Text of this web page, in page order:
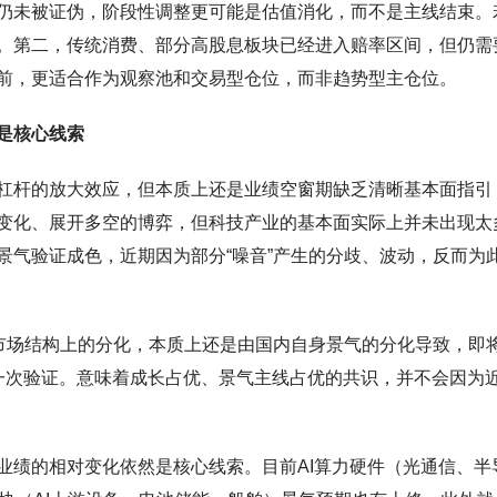
未被证伪，阶段性调整更可能是估值消化，而不是主线结束。
第二，传统消费、部分高股息板块已经进入赔率区间，但仍需
更适合作为观察池和交易型仓位，而非趋势型主仓位。
核心线索
杆的放大效应，但本质上还是业绩空窗期缺乏清晰基本面指引
化、展开多空的博弈，但科技产业的基本面实际上并未出现太
验证成色，近期因为部分“噪音”产生的分歧、波动，反而为
结构上的分化，本质上还是由国内自身景气的分化导致，即
验证。意味着成长占优、景气主线占优的共识，并不会因为
绩的相对变化依然是核心线索。目前AI算力硬件（光通信、半